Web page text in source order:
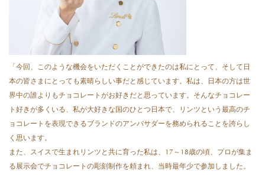
「今回、このような機会をいただくことができたのは私にとって、そして日
本の皆さまにとっても素晴らしい事だと感じています。私は、日本の方は世
界中の誰よりもチョコレートがお好きだと思っています。そんなチョコレー
ト好きが多くいる、私が大好きな国のひとつ日本で、リンツという最高のチ
ョコレートを表現できるブランドのアンバサダーを務められることを誇らし
く思います。
また、スイスで生まれリンツと共に育った私は、17～18歳の頃、プロが集ま
る展示会でチョコレートの彫刻制作を頼まれ、当時最年少で参加しました。